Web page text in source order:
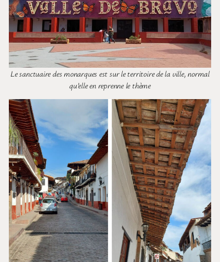
Le sanctuaire des monarques est sur le territoire de la ville, normal
qu’elle en reprenne le thème